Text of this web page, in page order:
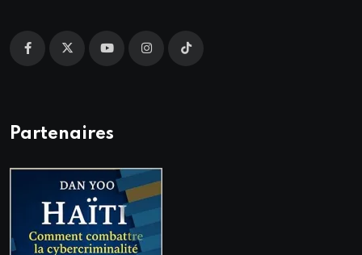
Partenaires